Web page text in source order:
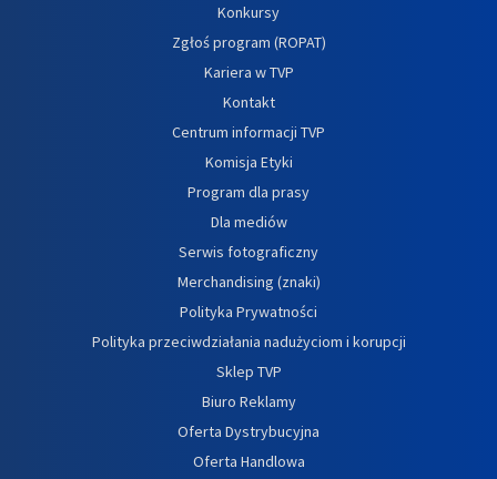
Konkursy
Zgłoś program (ROPAT)
Kariera w TVP
Kontakt
Centrum informacji TVP
Komisja Etyki
Program dla prasy
Dla mediów
Serwis fotograficzny
Merchandising (znaki)
Polityka Prywatności
Polityka przeciwdziałania nadużyciom i korupcji
Sklep TVP
Biuro Reklamy
Oferta Dystrybucyjna
Oferta Handlowa